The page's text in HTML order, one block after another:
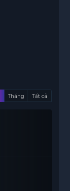
Tháng Tất cả